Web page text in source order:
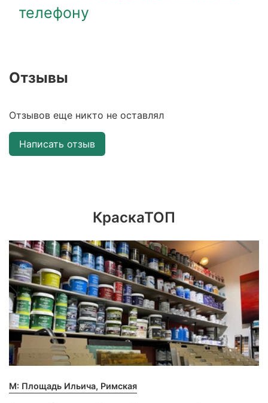
телефону
Отзывы
Отзывов еще никто не оставлял
Написать отзыв
КраскаТОП
М: Площадь Ильича, Римская